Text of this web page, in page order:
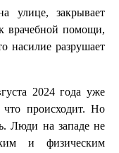
улице, закрывает
врачебной помощи,
насилие разрушает
2024 года уже
происходит. Но
Люди на западе не
и физическим